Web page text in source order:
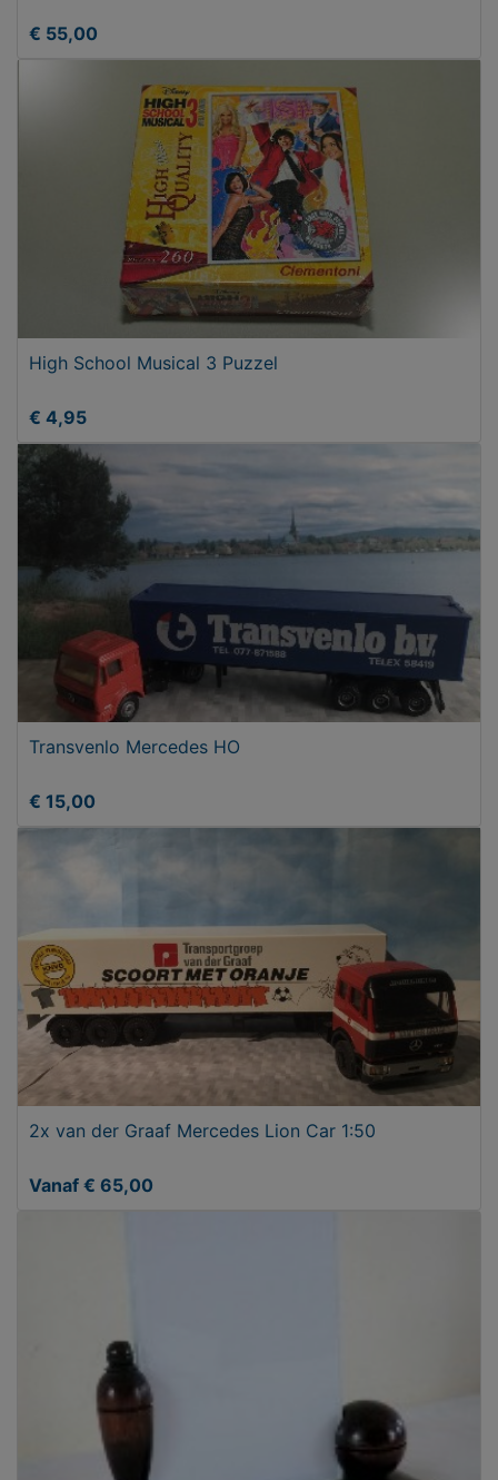
€ 55,00
High School Musical 3 Puzzel
€ 4,95
Transvenlo Mercedes HO
€ 15,00
2x van der Graaf Mercedes Lion Car 1:50
Vanaf € 65,00